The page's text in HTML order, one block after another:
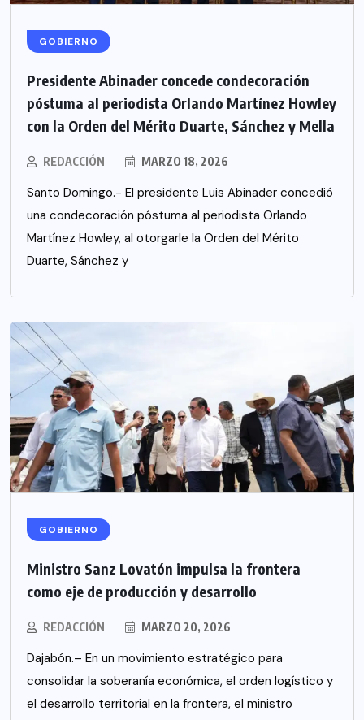
GOBIERNO
Presidente Abinader concede condecoración
póstuma al periodista Orlando Martínez Howley
con la Orden del Mérito Duarte, Sánchez y Mella
REDACCIÓN MARZO 18, 2026
Santo Domingo.- El presidente Luis Abinader concedió
una condecoración póstuma al periodista Orlando
Martínez Howley, al otorgarle la Orden del Mérito
Duarte, Sánchez y
GOBIERNO
Ministro Sanz Lovatón impulsa la frontera
como eje de producción y desarrollo
REDACCIÓN MARZO 20, 2026
Dajabón.– En un movimiento estratégico para
consolidar la soberanía económica, el orden logístico y
el desarrollo territorial en la frontera, el ministro